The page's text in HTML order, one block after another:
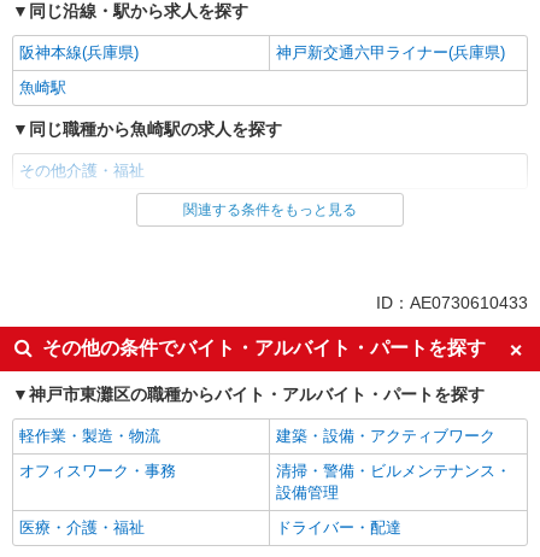
同じ沿線・駅から求人を探す
阪神本線(兵庫県)
神戸新交通六甲ライナー(兵庫県)
魚崎駅
同じ職種から魚崎駅の求人を探す
その他介護・福祉
同じ雇用形態から魚崎駅の求人を探す
入社日応相談
未経験歓迎
経験者・有資格者歓迎
新卒・第二新卒歓迎
女性活躍中
主婦・主夫歓迎
フリーター歓迎
学歴不問
ブランクOK
ミドル（40代～）活躍中
エルダー（50代～）活躍中
シニア（60代～）活躍中
高収入・高額
ボーナス・賞与あり
関連する条件をもっと見る
ID：AE0730610433
その他の条件でバイト・アルバイト・パートを探す
神戸市東灘区の職種からバイト・アルバイト・パートを探す
軽作業・製造・物流
建築・設備・アクティブワーク
オフィスワーク・事務
清掃・警備・ビルメンテナンス・
設備管理
医療・介護・福祉
ドライバー・配達